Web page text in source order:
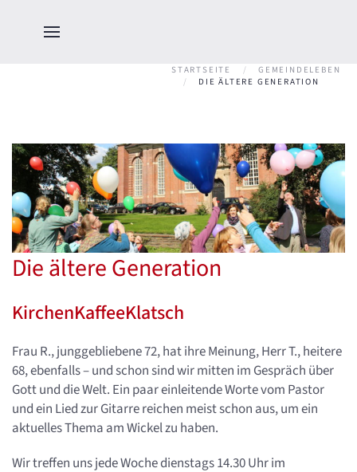
STARTSEITE
GEMEINDELEBEN
DIE ÄLTERE GENERATION
Die ältere Generation
KirchenKaffeeKlatsch
Frau R., junggebliebene 72, hat ihre Meinung, Herr T., heitere
68, ebenfalls – und schon sind wir mitten im Gespräch über
Gott und die Welt. Ein paar einleitende Worte vom Pastor
und ein Lied zur Gitarre reichen meist schon aus, um ein
aktuelles Thema am Wickel zu haben.
Wir treffen uns jede Woche dienstags 14.30 Uhr im